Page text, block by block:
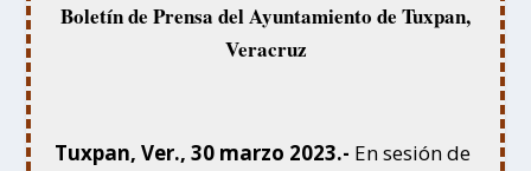
Boletín de Prensa del Ayuntamiento de Tuxpan,
Veracruz
Tuxpan, Ver., 30 marzo 2023.- En sesión de